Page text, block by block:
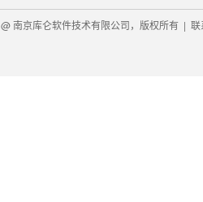
@ 南京库仑软件技术有限公司，版权所有 | 联